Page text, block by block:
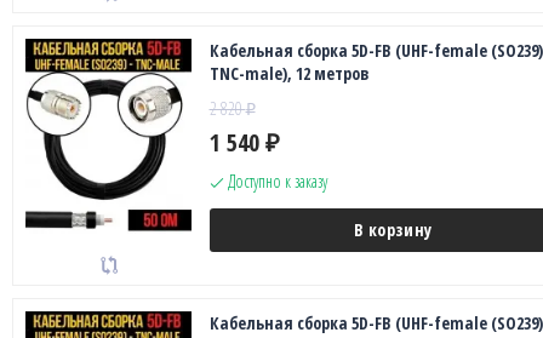
Кабельная сборка 5D-FB (UHF-female
TNC-male), 12 метров
2 820₽
1 540 ₽
Доступно к заказу
В корзину
Кабельная сборка 5D-FB (UHF-female